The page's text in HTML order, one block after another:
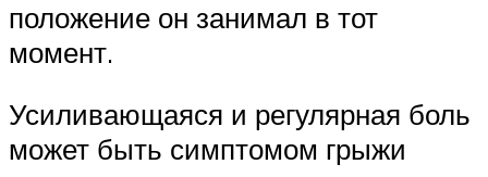
положение он занимал в тот
момент.
Усиливающаяся и регулярная боль
может быть симптомом грыжи